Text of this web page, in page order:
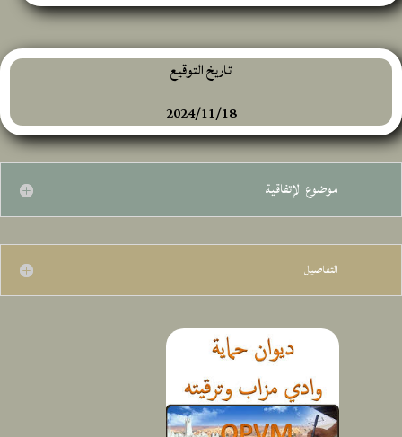
تاريخ التوقيع
2024/11/18
موضوع الإتفاقية
التفاصيل